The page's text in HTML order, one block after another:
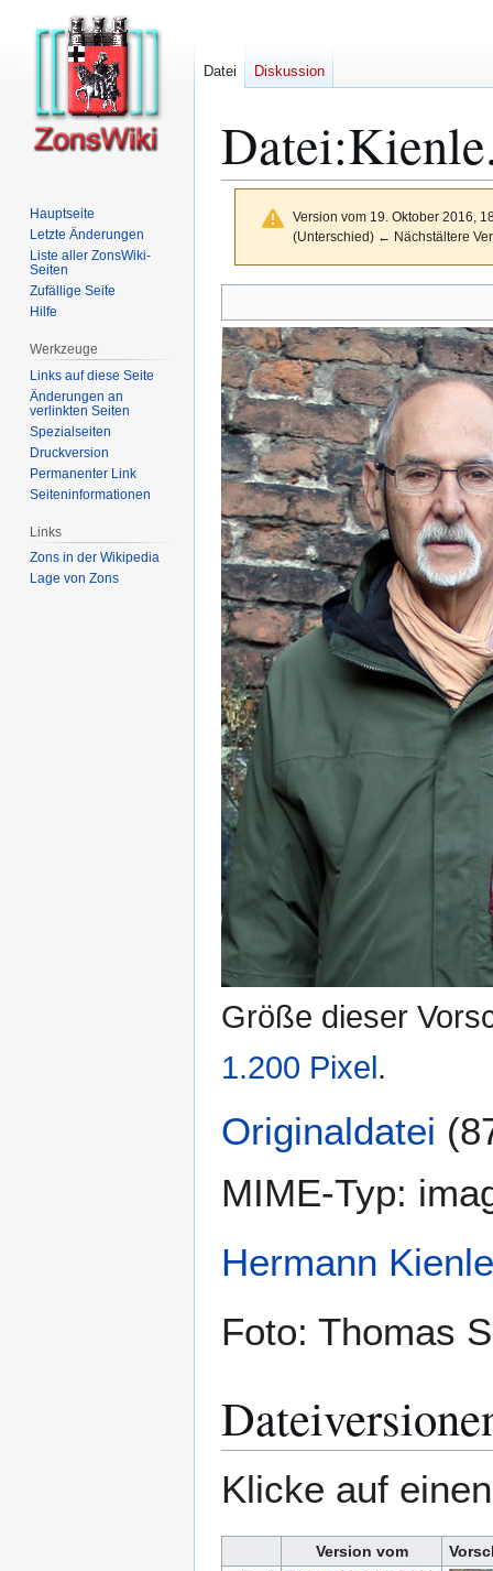
Datei:
Version vom 19. Oktober 2016,
(Unterschied) ← Nächstältere
Navigation
springen
Suche
springen
Größe dieser
1.200 Pixel .
Originaldatei
MIME-Typ:
Hermann Kienle
Foto: Thomas
Klicke auf
Version vom
Datei Diskussion
Hauptseite
Letzte Änderungen
Liste aller ZonsWiki-
Seiten
Zufällige Seite
Hilfe
Werkzeuge
Links auf diese Seite
Änderungen an
verlinkten Seiten
Spezialseiten
Druckversion
Permanenter Link
Seiten­­informationen
Links
Zons in der Wikipedia
Lage von Zons